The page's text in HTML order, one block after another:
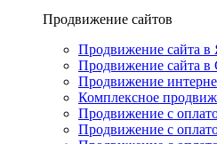
Продвижение сайтов
Продвижение сайта в
Продвижение сайта в
Продвижение
Комплексное
Продвижение с
Продвижение с